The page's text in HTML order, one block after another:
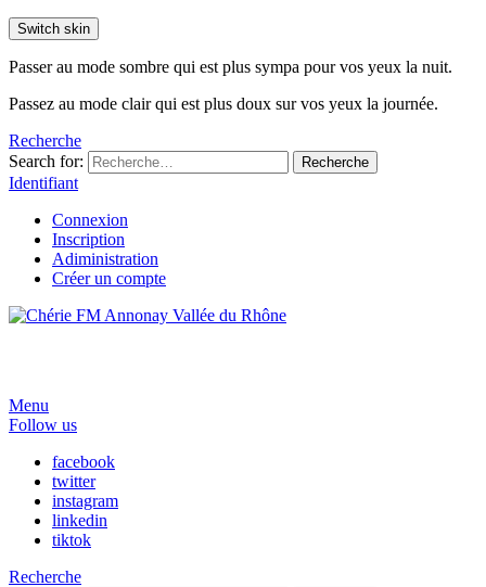
Switch skin
Passer au mode sombre qui est plus sympa pour vos yeux la nuit.
Passez au mode clair qui est plus doux sur vos yeux la journée.
Recherche
Search for:
Recherche
Identifiant
Connexion
Inscription
Adiministration
Créer un compte
Menu
Follow us
facebook
twitter
instagram
linkedin
tiktok
Recherche